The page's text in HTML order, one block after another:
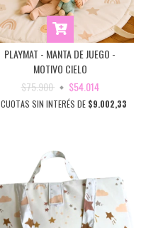
PLAYMAT - MANTA DE JUEGO -
MOTIVO CIELO
$75.900
$54.014
CUOTAS SIN INTERÉS DE $9.002,33